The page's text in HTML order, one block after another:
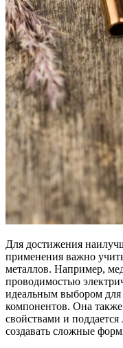
Для достижения
применения важно
металлов. Например,
проводимостью
идеальным выбором для
компонентов. Она
свойствами и поддается
создавать сложные